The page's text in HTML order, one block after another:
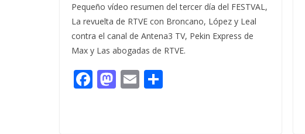
Pequeño vídeo resumen del tercer día del FESTVAL,
La revuelta de RTVE con Broncano, López y Leal
contra el canal de Antena3 TV, Pekin Express de
Max y Las abogadas de RTVE.
F M E